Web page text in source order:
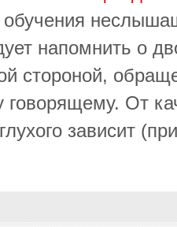
напомнить о
стороной,
От
зависит